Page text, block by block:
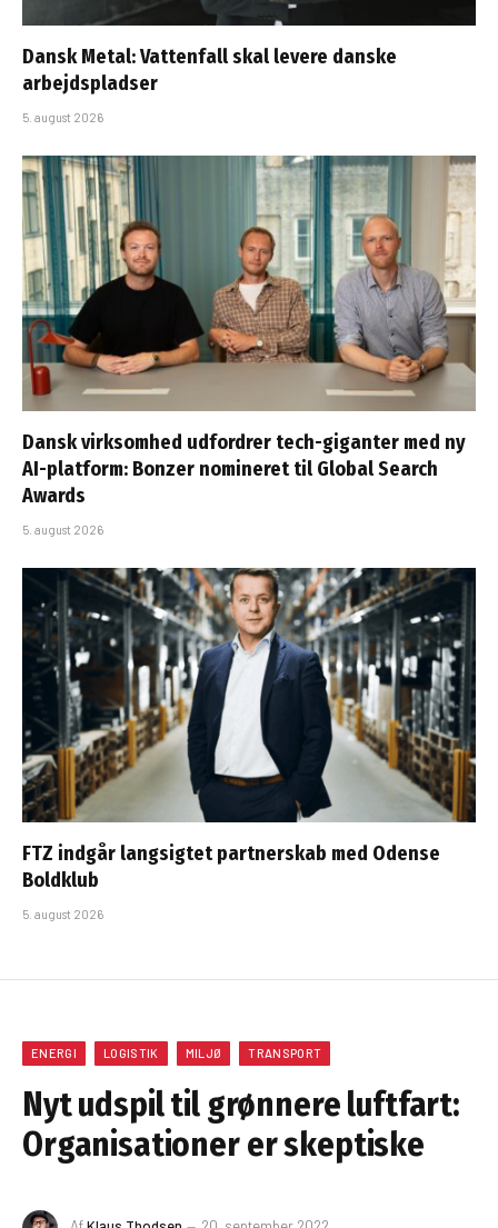
Dansk Metal: Vattenfall skal levere danske
arbejdspladser
5. august 2026
Dansk virksomhed udfordrer tech-giganter med ny
AI-platform: Bonzer nomineret til Global Search
Awards
5. august 2026
FTZ indgår langsigtet partnerskab med Odense
Boldklub
5. august 2026
ENERGI LOGISTIK MILJØ TRANSPORT
Nyt udspil til grønnere luftfart:
Organisationer er skeptiske